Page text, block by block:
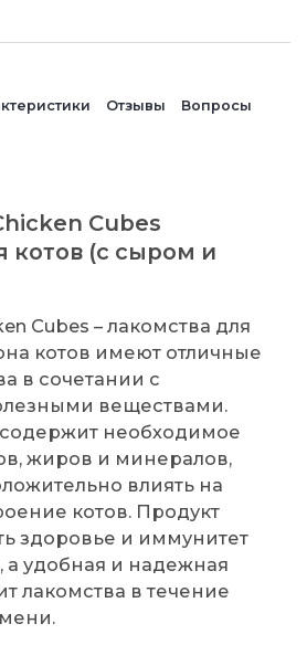
Отзывы Вопросы
Cubes
котов (с сыром и
Cubes – лакомства для
котов имеют отличные
в сочетании с
веществами.
содержит необходимое
жиров и минералов,
влиять на
котов. Продукт
здоровье и иммунитет
удобная и надежная
лакомства в течение